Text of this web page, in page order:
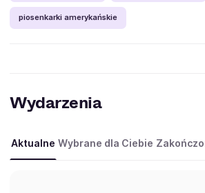
piosenkarki amerykańskie
Wydarzenia
Aktualne Wybrane dla Ciebie